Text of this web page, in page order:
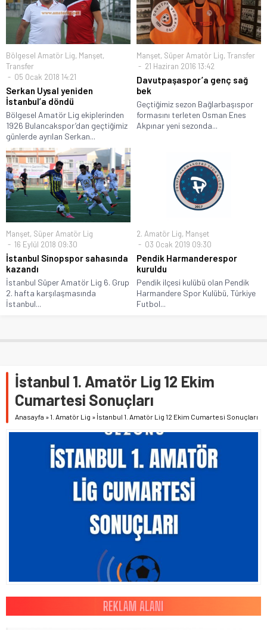
Bölgesel Amatör Lig, Manşet,
Transfer
05 Ocak 2018 14:21
Serkan Uysal yeniden
İstanbul’a döndü
Bölgesel Amatör Lig ekiplerinden
1926 Bulancakspor’dan geçtiğimiz
günlerde ayrılan Serkan...
Manşet, Süper Amatör Lig, Transfer
21 Haziran 2016 13:42
Davutpaşaspor’a genç sağ
bek
Geçtiğimiz sezon Bağlarbaşıspor
formasını terleten Osman Enes
Akpınar yeni sezonda...
Manşet, Süper Amatör Lig
16 Eylül 2018 09:30
İstanbul Sinopspor sahasında
kazandı
İstanbul Süper Amatör Lig 6. Grup
2. hafta karşılaşmasında
İstanbul...
2. Amatör Lig, Manşet
03 Ocak 2019 09:30
Pendik Harmanderespor
kuruldu
Pendik ilçesi kulübü olan Pendik
Harmandere Spor Kulübü, Türkiye
Futbol...
İstanbul 1. Amatör Lig 12 Ekim
Cumartesi Sonuçları
Anasayfa »1. Amatör Lig » İstanbul 1. Amatör Lig 12 Ekim Cumartesi Sonuçları